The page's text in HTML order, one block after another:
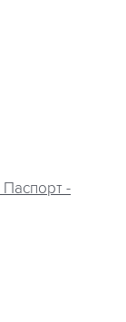
Паспорт -